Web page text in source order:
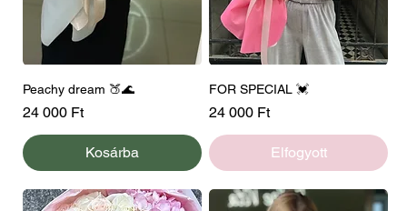
Peachy dream 🍑🌊
Ár
24 000 Ft
Kosárba
FOR SPECIAL 💓
Ár
24 000 Ft
Elfogyott